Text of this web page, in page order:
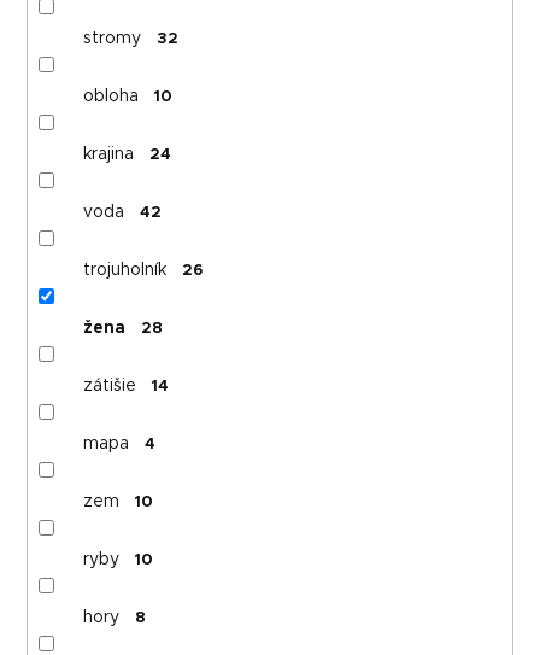
stromy 32
obloha 10
krajina 24
voda 42
trojuholník 26
žena 28
zátišie 14
mapa 4
zem 10
ryby 10
hory 8